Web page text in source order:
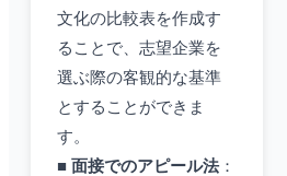
文化の比較表を作成す
ることで、志望企業を
選ぶ際の客観的な基準
とすることができま
す。
■ 面接でのアピール法：